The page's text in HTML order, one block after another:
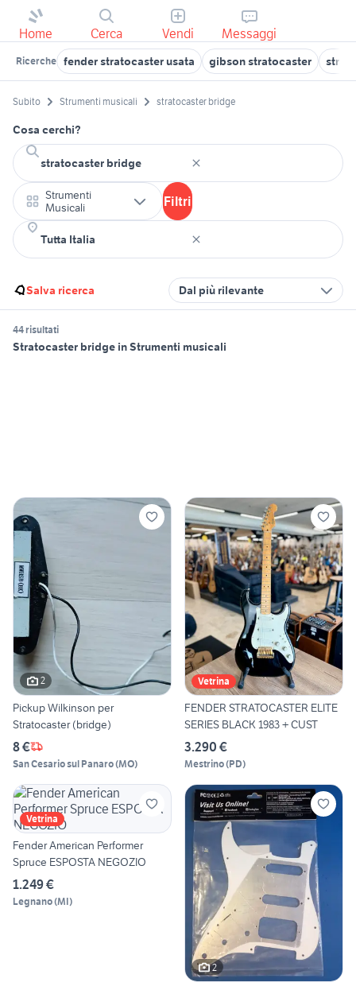
Home Cerca Vendi Messaggi
Ricerche fender stratocaster usata gibson stratocaster
Subito Strumenti musicali stratocaster bridge
Cosa cerchi?
Strumenti
Musicali
Filtri
Salva ricerca Dal più rilevante
44 risultati
Stratocaster bridge in Strumenti musicali
2
Pickup Wilkinson per
Stratocaster (bridge)
8 €
San Cesario sul Panaro(MO)
Vetrina
FENDER STRATOCASTER ELITE
SERIES BLACK 1983 + CUST
3.290 €
Mestrino(PD)
Vetrina
Fender American Performer
Spruce ESPOSTA NEGOZIO
1.249 €
Legnano(MI)
2